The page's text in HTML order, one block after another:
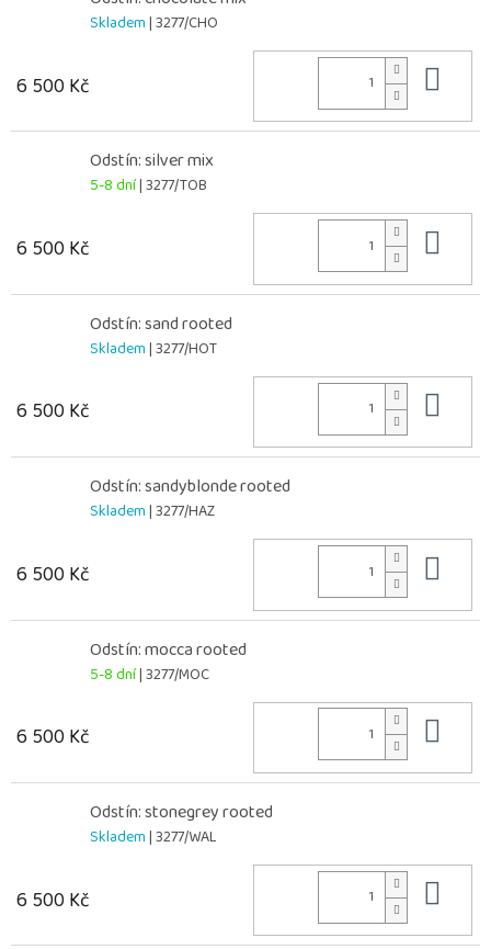
Skladem| 3277/CHO
6 500 Kč
Odstín: silver mix
5-8 dní| 3277/TOB
6 500 Kč
Odstín: sand rooted
Skladem| 3277/HOT
6 500 Kč
Odstín: sandyblonde rooted
Skladem| 3277/HAZ
6 500 Kč
Odstín: mocca rooted
5-8 dní| 3277/MOC
6 500 Kč
Odstín: stonegrey rooted
Skladem| 3277/WAL
6 500 Kč